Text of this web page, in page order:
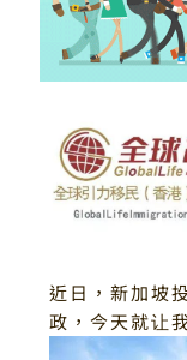
近日，新加坡
政，今天就让